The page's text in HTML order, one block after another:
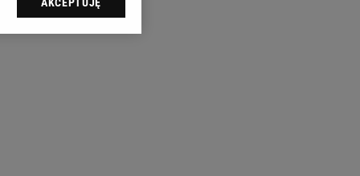
sp. z o.o., jej
swoje preferencje
celów identyfikacji.
reklam i treści,